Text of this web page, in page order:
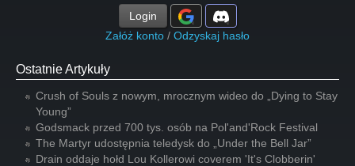
Login
Załóż konto / Odzyskaj hasło
Ostatnie Artykuły
Crush of Souls z nowym, mrocznym wideo do „Dying to Stay
Young”
Godsmack przed 700 tys. osób na Pol'and'Rock Festival
The Martyr udostępnia teledysk do „Under the Bell Jar”
Drain oddaje hołd Lou Kollerowi coverem 'It's Clobberin'